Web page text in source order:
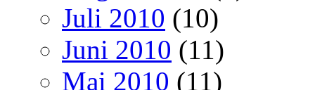
Juli 2010 (10)
Juni 2010 (11)
Mai 2010 (11)